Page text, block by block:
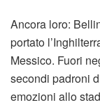
Ancora loro:
portato
Messico. Fuori
secondi padroni
emozioni allo